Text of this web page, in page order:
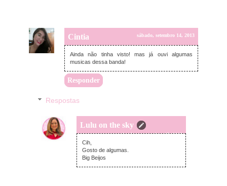
Cintia sábado, setembro 14, 2013
Ainda não tinha visto! mas já ouvi algumas
musicas dessa banda!
Responder
Respostas
Lulu on the sky
domingo, setembro 15, 2013
Cih,
Gosto de algumas.
Big Beijos